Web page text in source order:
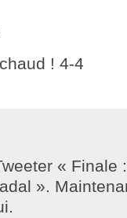
! 4-4
« Finale
».